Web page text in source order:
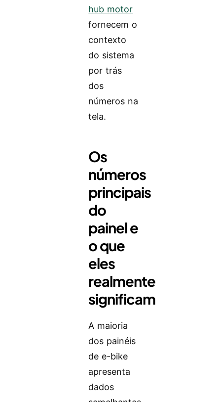
hub motor
fornecem o
contexto
do sistema
por trás
dos
números na
tela.
Os
números
principais
do
painel e
o que
eles
realmente
significam
A maioria
dos painéis
de e-bike
apresenta
dados